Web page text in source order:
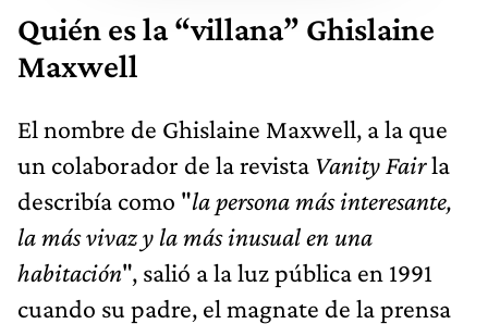
Quién esla “villana” Ghislaine
Maxwell
El nombre de Ghislaine Maxwell, a la que
un colaborador de la revista Vanity Fairla
describía como "la persona más interesante,
la más vivaz y la más inusual en una
habitación", salió a la luz pública en 1991
cuando su padre, el magnate de la prensa